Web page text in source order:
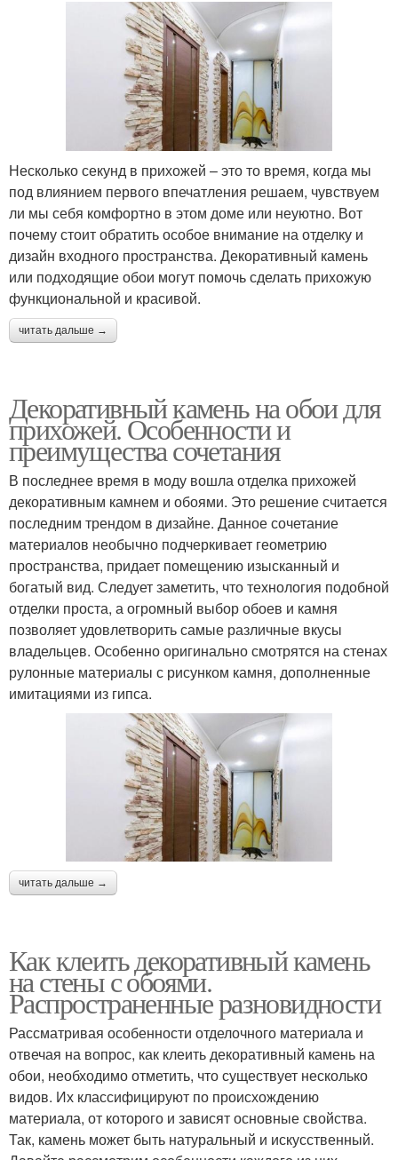
Несколько секунд в прихожей – это то время, когда мы
под влиянием первого впечатления решаем, чувствуем
ли мы себя комфортно в этом доме или неуютно. Вот
почему стоит обратить особое внимание на отделку и
дизайн входного пространства. Декоративный камень
или подходящие обои могут помочь сделать прихожую
функциональной и красивой.
читать дальше →
Декоративный камень на обои для
прихожей. Особенности и
преимущества сочетания
В последнее время в моду вошла отделка прихожей
декоративным камнем и обоями. Это решение считается
последним трендом в дизайне. Данное сочетание
материалов необычно подчеркивает геометрию
пространства, придает помещению изысканный и
богатый вид. Следует заметить, что технология подобной
отделки проста, а огромный выбор обоев и камня
позволяет удовлетворить самые различные вкусы
владельцев. Особенно оригинально смотрятся на стенах
рулонные материалы с рисунком камня, дополненные
имитациями из гипса.
читать дальше →
Как клеить декоративный камень
на стены с обоями.
Распространенные разновидности
Рассматривая особенности отделочного материала и
отвечая на вопрос, как клеить декоративный камень на
обои, необходимо отметить, что существует несколько
видов. Их классифицируют по происхождению
материала, от которого и зависят основные свойства.
Так, камень может быть натуральный и искусственный.